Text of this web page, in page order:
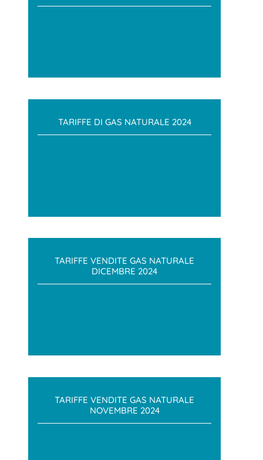
TARIFFE DI GAS NATURALE 2024
TARIFFE VENDITE GAS NATURALE
DICEMBRE 2024
TARIFFE VENDITE GAS NATURALE
NOVEMBRE 2024